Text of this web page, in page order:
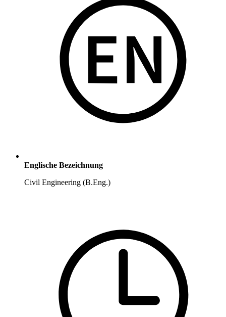
Englische Bezeichnung
Civil Engineering (B.Eng.)